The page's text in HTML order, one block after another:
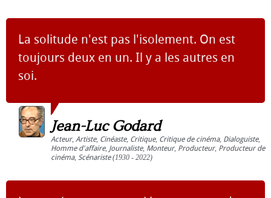
La solitude n'est pas l'isolement. On est
toujours deux en un. Il y a les autres en
soi.
Jean-Luc Godard
Acteur, Artiste, Cinéaste, Critique, Critique de cinéma, Dialoguiste,
Homme d'affaire, Journaliste, Monteur, Producteur, Producteur de
cinéma, Scénariste(1930 - 2022)